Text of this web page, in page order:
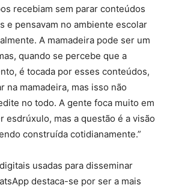
recebiam sem parar conteúdos
e pensavam no ambiente escolar
A mamadeira pode ser um
quando se percebe que a
é tocada por esses conteúdos,
na mamadeira, mas isso não
no todo. A gente foca muito em
esdrúxulo, mas a questão é a visão
construída cotidianamente.”
usadas para disseminar
destaca-se por ser a mais